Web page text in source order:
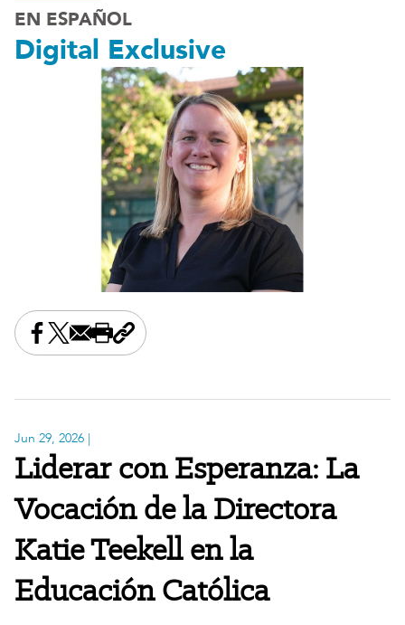
EN ESPAÑOL
Digital Exclusive
Share this on Facebook
Share this on X
Share this by email
Print this page
Copy the page address
Jun 29, 2026 |
Liderar con Esperanza: La
Vocación de la Directora
Katie Teekell en la
Educación Católica